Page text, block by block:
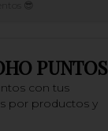
😎
PUNTOS
con tus
por productos y